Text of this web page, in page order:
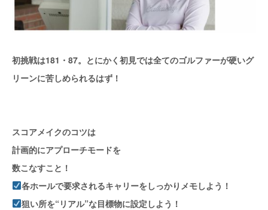
初挑戦は181・87。とにかく初見では全てのゴルファーが硬いグ
リーンに苦しめられるはず！
スコアメイクのコツは
計画的にアプローチモードを
数こなすこと！
各ホールで要求されるキャリーをしっかりメモしよう！
狙い所を“リアル”な目標物に設定しよう！